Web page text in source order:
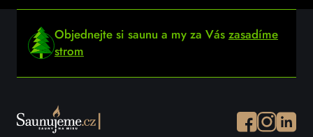
Objednejte si saunu a my za Vás zasadíme
strom
Facebook
Instagram